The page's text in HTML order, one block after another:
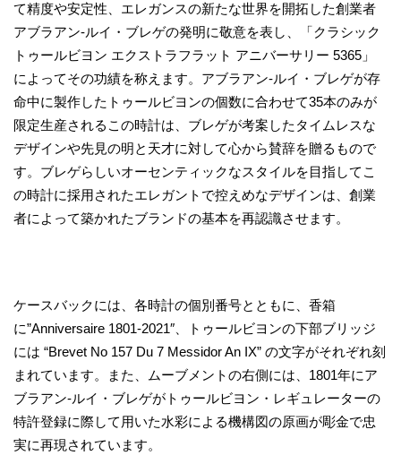
て精度や安定性、エレガンスの新たな世界を開拓した創業者
アブラアン-ルイ・ブレゲの発明に敬意を表し、「クラシック
トゥールビヨン エクストラフラット アニバーサリー 5365」
によってその功績を称えます。アブラアン-ルイ・ブレゲが存
命中に製作したトゥールビヨンの個数に合わせて35本のみが
限定生産されるこの時計は、ブレゲが考案したタイムレスな
デザインや先見の明と天才に対して心から賛辞を贈るもので
す。ブレゲらしいオーセンティックなスタイルを目指してこ
の時計に採用されたエレガントで控えめなデザインは、創業
者によって築かれたブランドの基本を再認識させます。
ケースバックには、各時計の個別番号とともに、香箱
に”Anniversaire 1801-2021″、トゥールビヨンの下部ブリッジ
には “Brevet No 157 Du 7 Messidor An IX” の文字がそれぞれ刻
まれています。また、ムーブメントの右側には、1801年にア
ブラアン-ルイ・ブレゲがトゥールビヨン・レギュレーターの
特許登録に際して用いた水彩による機構図の原画が彫金で忠
実に再現されています。